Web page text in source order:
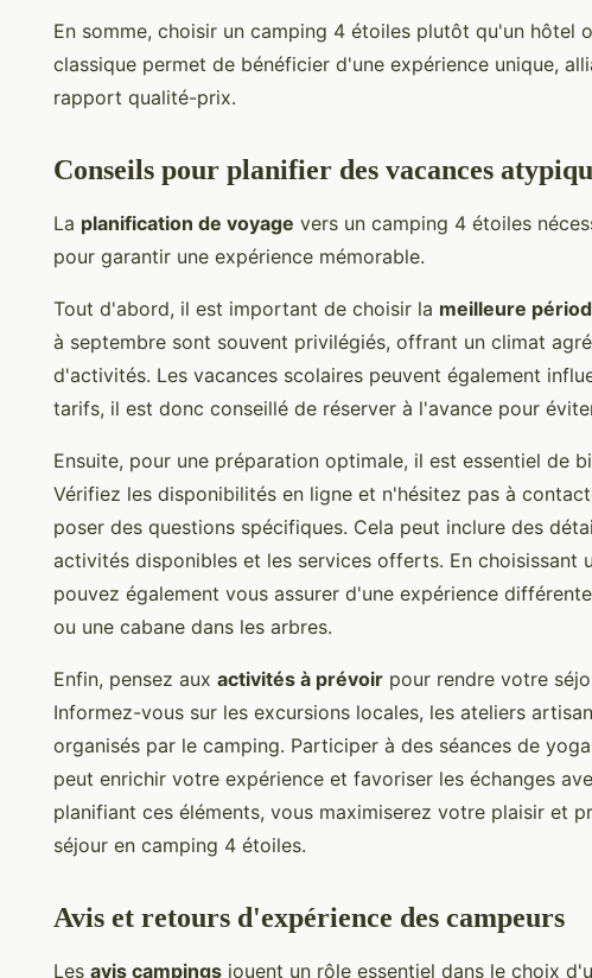
En somme, choisir un camping 4 étoiles plutôt qu'un hôtel
classique permet de bénéficier d'une expérience unique,
rapport qualité-prix.
Conseils pour planifier des vacances
La planification de voyage vers un camping 4 étoiles
pour garantir une expérience mémorable.
Tout d'abord, il est important de choisir la meilleure
à septembre sont souvent privilégiés, offrant un climat
d'activités. Les vacances scolaires peuvent également
tarifs, il est donc conseillé de réserver à l'avance pour
Ensuite, pour une préparation optimale, il est essentiel de
Vérifiez les disponibilités en ligne et n'hésitez pas à
poser des questions spécifiques. Cela peut inclure des
activités disponibles et les services offerts. En choisissant
pouvez également vous assurer d'une expérience
ou une cabane dans les arbres.
Enfin, pensez aux activités à prévoir pour rendre votre
Informez-vous sur les excursions locales, les ateliers
organisés par le camping. Participer à des séances de
peut enrichir votre expérience et favoriser les échanges
planifiant ces éléments, vous maximiserez votre plaisir et
séjour en camping 4 étoiles.
Avis et retours d'expérience des campeurs
Les avis campings jouent un rôle essentiel dans le choix